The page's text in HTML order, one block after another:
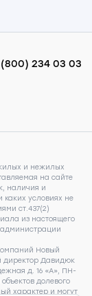
234 03 03
и нежилых
на сайте
наличия и
условиях не
ст.437(2)
из настоящего
администрации
Новый
директор Давидюк
д. 16 «А», ПН-
долевого
характер и могут